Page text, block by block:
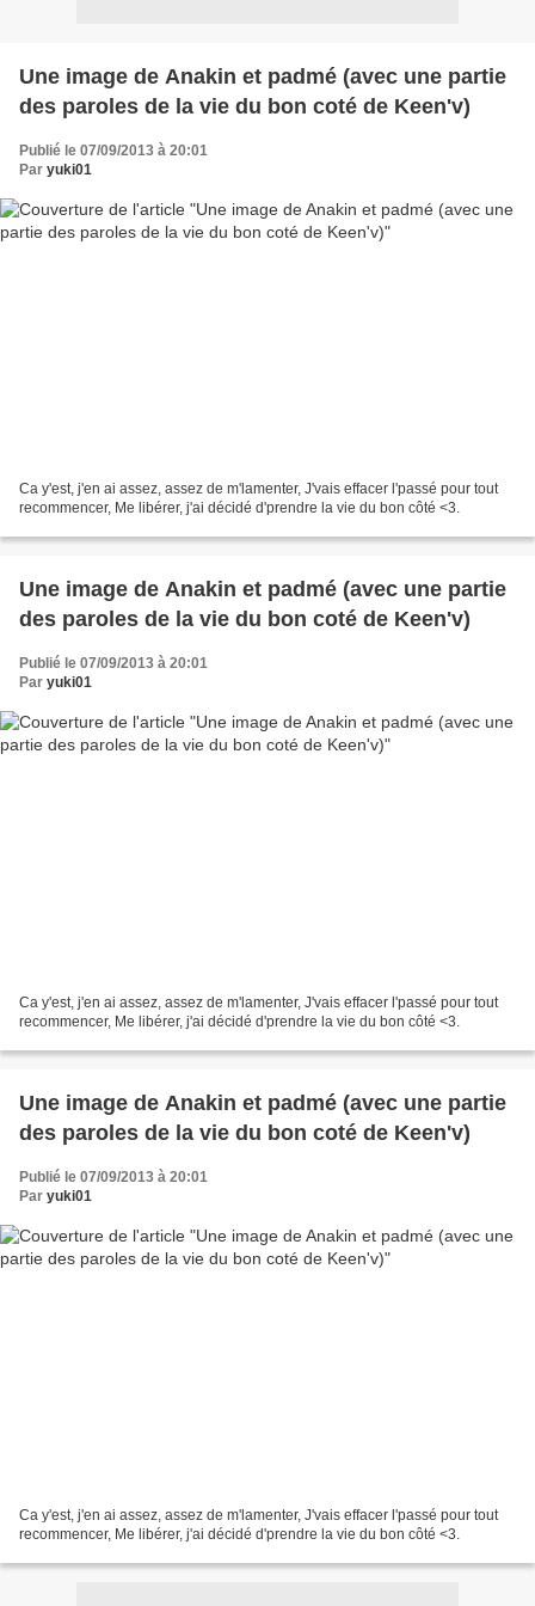
Une image de Anakin et padmé (avec une partie
des paroles de la vie du bon coté de Keen'v)
Publié le 07/09/2013 à 20:01
Par yuki01
Ca y'est, j'en ai assez, assez de m'lamenter, J'vais effacer l'passé pour tout
recommencer, Me libérer, j'ai décidé d'prendre la vie du bon côté <3.
Une image de Anakin et padmé (avec une partie
des paroles de la vie du bon coté de Keen'v)
Publié le 07/09/2013 à 20:01
Par yuki01
Ca y'est, j'en ai assez, assez de m'lamenter, J'vais effacer l'passé pour tout
recommencer, Me libérer, j'ai décidé d'prendre la vie du bon côté <3.
Une image de Anakin et padmé (avec une partie
des paroles de la vie du bon coté de Keen'v)
Publié le 07/09/2013 à 20:01
Par yuki01
Ca y'est, j'en ai assez, assez de m'lamenter, J'vais effacer l'passé pour tout
recommencer, Me libérer, j'ai décidé d'prendre la vie du bon côté <3.